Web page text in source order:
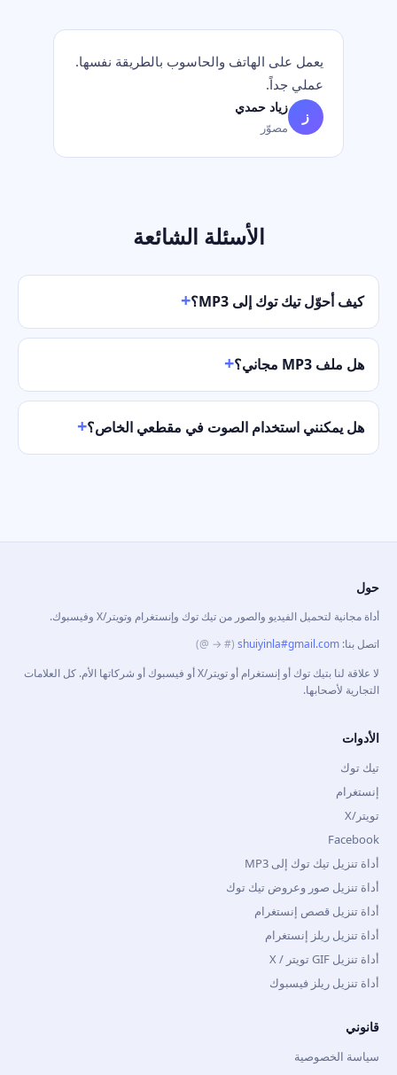
يعمل على الهاتف والحاسوب بالطريقة نفسها.
عملي جداً.
ز زياد حمدي
مصوّر
الأسئلة الشائعة
كيف أحوّل تيك توك إلى MP3؟
هل ملف MP3 مجاني؟
هل يمكنني استخدام الصوت في مقطعي الخاص؟
حول
أداة مجانية لتحميل الفيديو والصور من تيك توك وإنستغرام وتويتر/X وفيسبوك.
اتصل بنا:
shuiyinla#gmail.com
(# → @)
لا علاقة لنا بتيك توك أو إنستغرام أو تويتر/X أو فيسبوك أو شركاتها الأم. كل العلامات
التجارية لأصحابها.
الأدوات
تيك توك
إنستغرام
تويتر/X
Facebook
أداة تنزيل تيك توك إلى MP3
أداة تنزيل صور وعروض تيك توك
أداة تنزيل قصص إنستغرام
أداة تنزيل ريلز إنستغرام
أداة تنزيل GIF تويتر / X
أداة تنزيل ريلز فيسبوك
قانوني
سياسة الخصوصية